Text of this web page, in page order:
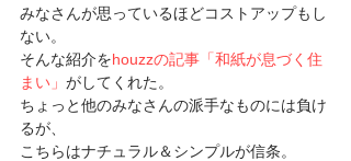
みなさんが思っているほどコストアップもし
ない。
そんな紹介をhouzzの記事「和紙が息づく住
まい」 がしてくれた。
ちょっと他のみなさんの派手なものには負け
るが、
こちらはナチュラル＆シンプルが信条。